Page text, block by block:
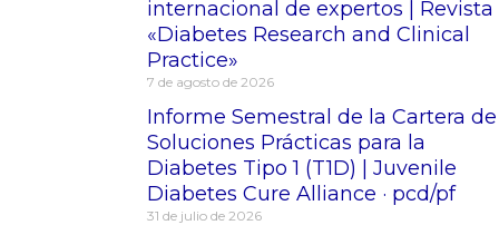
internacional de expertos | Revista
«Diabetes Research and Clinical
Practice»
7 de agosto de 2026
Informe Semestral de la Cartera de
Soluciones Prácticas para la
Diabetes Tipo 1 (T1D) | Juvenile
Diabetes Cure Alliance · pcd/pf
31 de julio de 2026